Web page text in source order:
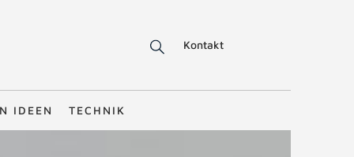
Kontakt
IDEEN TECHNIK